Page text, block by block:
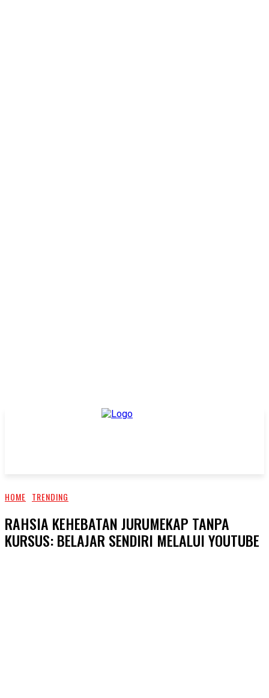
HOME TRENDING
RAHSIA KEHEBATAN JURUMEKAP TANPA
KURSUS: BELAJAR SENDIRI MELALUI YOUTUBE